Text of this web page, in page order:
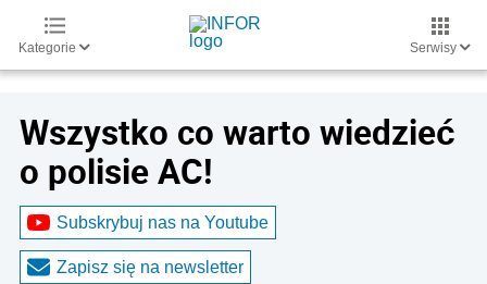
Kategorie Serwisy
Wszystko co warto wiedzieć
o polisie AC!
Subskrybuj nas na Youtube
Zapisz się na newsletter